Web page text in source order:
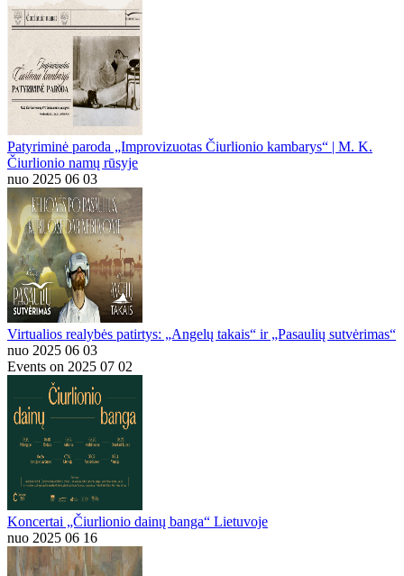
Patyriminė paroda „Improvizuotas Čiurlionio kambarys“ | M. K.
Čiurlionio namų rūsyje
nuo 2025 06 03
Virtualios realybės patirtys: „Angelų takais“ ir „Pasaulių sutvėrimas“
nuo 2025 06 03
Events on 2025 07 02
Koncertai „Čiurlionio dainų banga“ Lietuvoje
nuo 2025 06 16